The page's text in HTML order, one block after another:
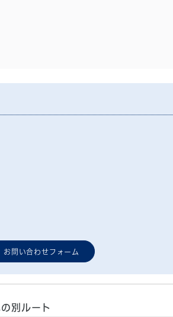
お問い合わせフォーム
別ルート